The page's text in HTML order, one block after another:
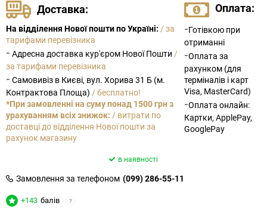
Доставка:
На відділення Нової пошти по Україні: / за
тарифами перевізника
- Адресна доставка кур'єром Нової Пошти /
за тарифами перевізника
- Самовивіз в Києві, вул. Хорива 31 Б (м.
Контрактова Площа) / бесплатно!
*При замовленні на суму понад 1500 грн з
урахуванням всіх знижок: / витрати по
доставці до відділення Нової пошти за
рахунок магазину
Оплата:
-Готівкою при
отриманні
-Оплата за
рахунком (для
терміналів і карт
Visa, MasterCard)
-Оплата онлайн:
Картки, ApplePay,
GooglePay
в наявності
Замовлення за телефоном (099) 286-55-11
+143 балів ?